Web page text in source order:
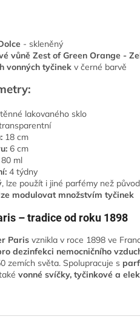
- skleněný
vůně Zest of Green Orange -
vonných tyčinek v černé barvě
lakovaného sklo
18 cm
6 cm
80 ml
4 týdny
, lze použít i jiné parfémy než
modulovat množstvím tyčinek
– tradice od roku 1898
Paris vznikla v roce 1898 ve
dezinfekci nemocničního
zemích světa. Spolupracuje s
vonné svíčky, tyčinkové a